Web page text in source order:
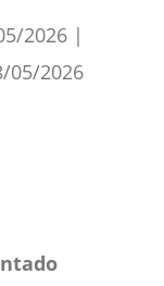
2026 |
05/2026